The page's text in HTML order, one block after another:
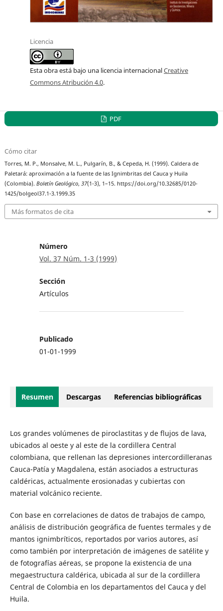
Licencia
Esta obra está bajo una licencia internacionalCreative
Commons Atribución 4.0.
PDF
Cómo citar
Torres, M. P., Monsalve, M. L., Pulgarín, B., & Cepeda, H. (1999). Caldera de
Paletará: aproximación a la fuente de las Ignimbritas del Cauca y Huila
(Colombia).Boletín Geológico,37(1-3), 1–15. https://doi.org/10.32685/0120-
1425/bolgeol37.1-3.1999.35
Más formatos de cita
Número
Vol. 37 Núm. 1-3 (1999)
Sección
Artículos
Publicado
01-01-1999
Resumen Descargas Referencias bibliográficas
Los grandes volúmenes de piroclastitas y de flujos de lava,
ubicados al oeste y al este de la cordillera Central
colombiana, que rellenan las depresiones intercordilleranas
Cauca-Patía y Magdalena, están asociados a estructuras
caldéricas, actualmente erosionadas y cubiertas con
material volcánico reciente.
Con base en correlaciones de datos de trabajos de campo,
análisis de distribución geográfica de fuentes termales y de
mantos ignimbríticos, reportados por varios autores, así
como también por interpretación de imágenes de satélite y
de fotografías aéreas, se propone la existencia de una
megaestructura caldérica, ubicada al sur de la cordillera
Central de Colombia en los departamentos del Cauca y del
Huila.